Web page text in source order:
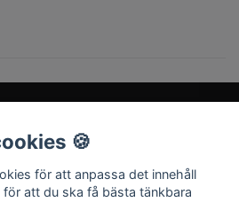
🍪
för att anpassa det innehåll
att du ska få bästa tänkbara